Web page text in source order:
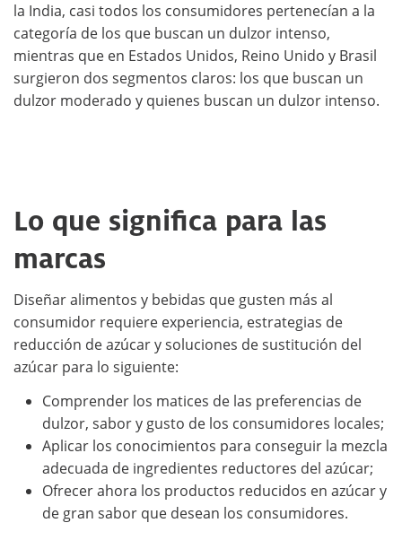
la India, casi todos los consumidores pertenecían a la
categoría de los que buscan un dulzor intenso,
mientras que en Estados Unidos, Reino Unido y Brasil
surgieron dos segmentos claros: los que buscan un
dulzor moderado y quienes buscan un dulzor intenso.
Lo que significa para las
marcas
Diseñar alimentos y bebidas que gusten más al
consumidor requiere experiencia, estrategias de
reducción de azúcar y soluciones de sustitución del
azúcar para lo siguiente:
Comprender los matices de las preferencias de
dulzor, sabor y gusto de los consumidores locales;
Aplicar los conocimientos para conseguir la mezcla
adecuada de ingredientes reductores del azúcar;
Ofrecer ahora los productos reducidos en azúcar y
de gran sabor que desean los consumidores.